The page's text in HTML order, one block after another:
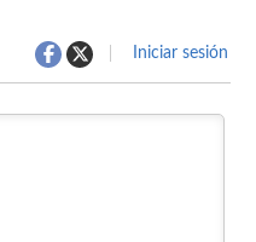
Iniciar sesión